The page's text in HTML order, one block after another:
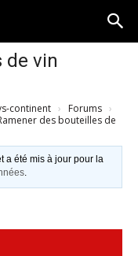
de vin
continent › Forums ›
des bouteilles de
a été mis à jour pour la
.